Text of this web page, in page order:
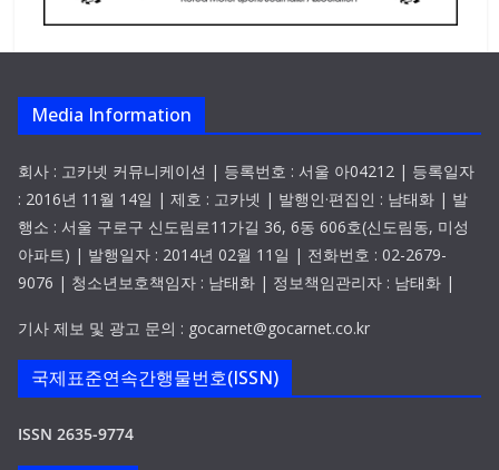
Media Information
회사 : 고카넷 커뮤니케이션 | 등록번호 : 서울 아04212 | 등록일자
: 2016년 11월 14일 | 제호 : 고카넷 | 발행인·편집인 : 남태화 | 발
행소 : 서울 구로구 신도림로11가길 36, 6동 606호(신도림동, 미성
아파트) | 발행일자 : 2014년 02월 11일 | 전화번호 : 02-2679-
9076 | 청소년보호책임자 : 남태화 | 정보책임관리자 : 남태화 |
기사 제보 및 광고 문의 : gocarnet@gocarnet.co.kr
국제표준연속간행물번호(ISSN)
ISSN 2635-9774